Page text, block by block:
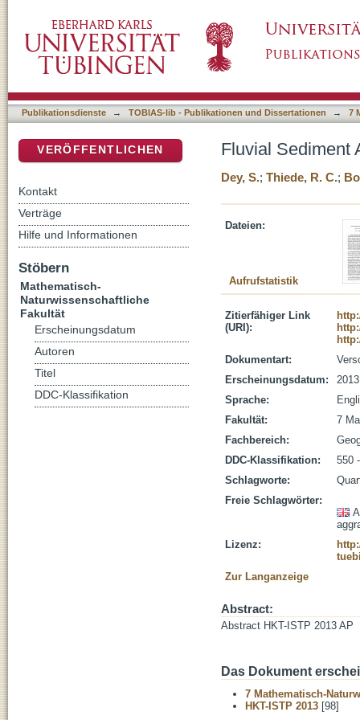
Publikationsdienste → TOBIAS-lib - Publikationen und Dissertationen → 7
Fluvial Sediment
Dey, S.; Thiede, R. C.;
Dateien:
Aufrufstatistik
Zitierfähiger Link
(URI):
Dokumentart:
Erscheinungsdatum:
2013
Sprache:
Fakultät:
7
Fachbereich:
DDC-Klassifikation:
550
Schlagworte:
Freie Schlagwörter:
Lizenz:
Zur Langanzeige
Abstract:
Abstract HKT-ISTP 2013 AP
Das Dokument
7 Mathematisch-
HKT-ISTP 2013 [98]
VERÖFFENTLICHEN
Kontakt
Verträge
Hilfe und Informationen
Stöbern
Mathematisch-
Naturwissenschaftliche
Fakultät
Erscheinungsdatum
Autoren
Titel
DDC-Klassifikation